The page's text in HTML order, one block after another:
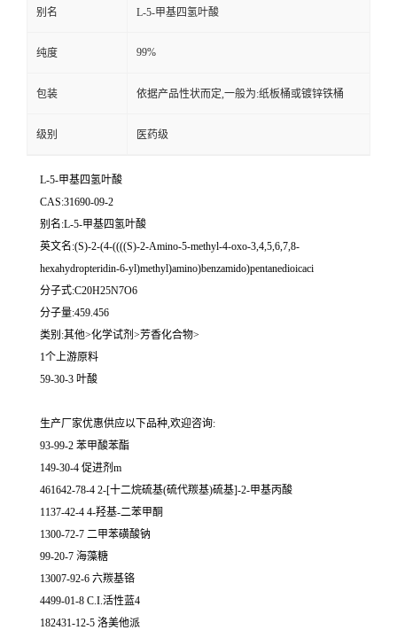
别名 L-5-甲基四氢叶酸
纯度 99%
包装 依据产品性状而定,一般为:纸板桶或镀锌铁桶
级别 医药级
L-5-甲基四氢叶酸
CAS:31690-09-2
别名:L-5-甲基四氢叶酸
英文名:(S)-2-(4-((((S)-2-Amino-5-methyl-4-oxo-3,4,5,6,7,8-
hexahydropteridin-6-yl)methyl)amino)benzamido)pentanedioicaci
分子式:C20H25N7O6
分子量:459.456
类别:其他>化学试剂>芳香化合物>
1个上游原料
59-30-3 叶酸
生产厂家优惠供应以下品种,欢迎咨询:
93-99-2 苯甲酸苯酯
149-30-4 促进剂m
461642-78-4 2-[十二烷硫基(硫代羰基)硫基]-2-甲基丙酸
1137-42-4 4-羟基-二苯甲酮
1300-72-7 二甲苯磺酸钠
99-20-7 海藻糖
13007-92-6 六羰基铬
4499-01-8 C.I.活性蓝4
182431-12-5 洛美他派